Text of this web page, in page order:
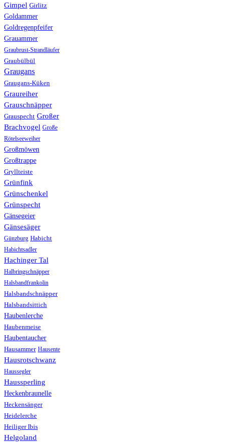
Gimpel Girlitz
Goldammer
Goldregenpfeifer
Grauammer
Graubrust-Strandläufer
Graubülbül
Graugans
Graugans-Küken
Graureiher
Grauschnäpper
Grauspecht Großer
Brachvogel Große
Rötelseeweiher
Großmöwen
Großtrappe
Gryllteiste
Grünfink
Grünschenkel
Grünspecht
Gänsegeier
Gänsesäger
Günzburg Habicht
Habichtsadler
Hachinger Tal
Halbringschnäpper
Halsbandfrankolin
Halsbandschnäpper
Halsbandsittich
Haubenlerche
Haubenmeise
Haubentaucher
Hausammer Hausente
Hausrotschwanz
Haussegler
Haussperling
Heckenbraunelle
Heckensänger
Heidelerche
Heiliger Ibis
Helgoland